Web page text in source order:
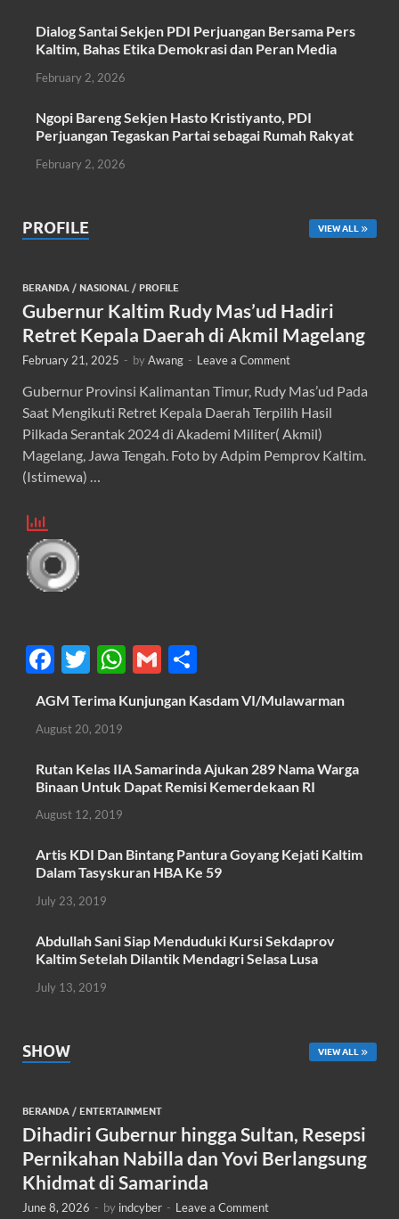
Dialog Santai Sekjen PDI Perjuangan Bersama Pers
Kaltim, Bahas Etika Demokrasi dan Peran Media
February 2, 2026
Ngopi Bareng Sekjen Hasto Kristiyanto, PDI
Perjuangan Tegaskan Partai sebagai Rumah Rakyat
February 2, 2026
PROFILE VIEW ALL
BERANDA / NASIONAL / PROFILE
Gubernur Kaltim Rudy Mas’ud Hadiri
Retret Kepala Daerah di Akmil Magelang
February 21, 2025 - byAwang - Leave a Comment
Gubernur Provinsi Kalimantan Timur, Rudy Mas’ud Pada
Saat Mengikuti Retret Kepala Daerah Terpilih Hasil
Pilkada Serantak 2024 di Akademi Militer( Akmil)
Magelang, Jawa Tengah. Foto by Adpim Pemprov Kaltim.
(Istimewa) …
F
ac
e
b
o
o
k
T
w
itt
er
W
h
at
A
p
G
ail
h
ar
AGM Terima Kunjungan Kasdam VI/Mulawarman
August 20, 2019
Rutan Kelas IIA Samarinda Ajukan 289 Nama Warga
Binaan Untuk Dapat Remisi Kemerdekaan RI
August 12, 2019
Artis KDI Dan Bintang Pantura Goyang Kejati Kaltim
Dalam Tasyskuran HBA Ke 59
July 23, 2019
Abdullah Sani Siap Menduduki Kursi Sekdaprov
Kaltim Setelah Dilantik Mendagri Selasa Lusa
July 13, 2019
SHOW VIEW ALL
BERANDA / ENTERTAINMENT
Dihadiri Gubernur hingga Sultan, Resepsi
Pernikahan Nabilla dan Yovi Berlangsung
Khidmat di Samarinda
June 8, 2026 - by indcyber - Leave a Comment